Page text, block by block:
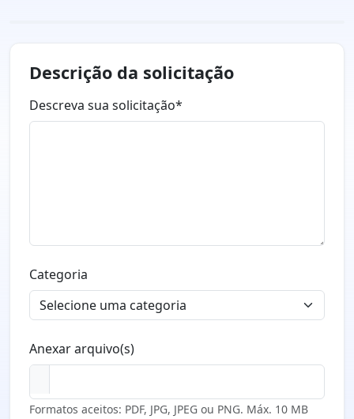
Descrição da solicitação
Descreva sua solicitação*
Categoria
Anexar arquivo(s)
Formatos aceitos: PDF, JPG, JPEG ou PNG. Máx. 10 MB